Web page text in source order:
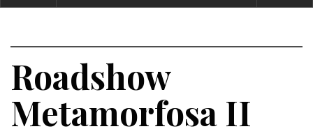
Roadshow
Metamorfosa II